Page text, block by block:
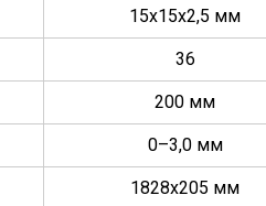
15х15х2,5 мм
36
200 мм
0–3,0 мм
1828х205 мм